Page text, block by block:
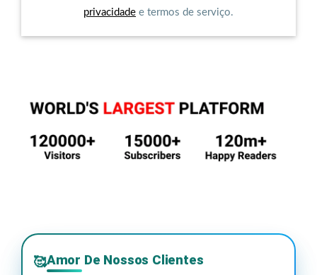
privacidade e termos de serviço.
🥰Amor De Nossos Clientes